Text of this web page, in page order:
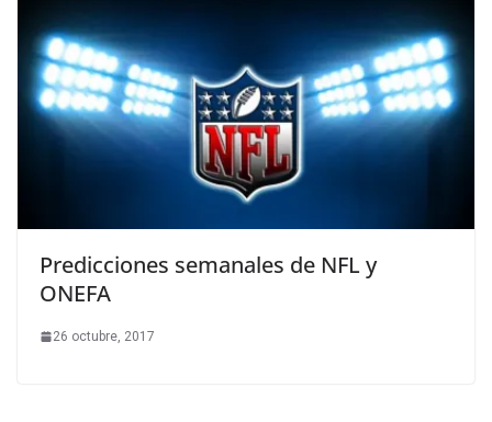
Predicciones semanales de NFL y
ONEFA
26 octubre, 2017